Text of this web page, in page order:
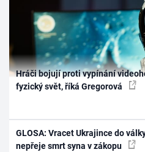
Hráči bojují proti vypínání
fyzický svět, říká Gregorová
GLOSA: Vracet Ukrajince do
nepřeje smrt syna v zákopu